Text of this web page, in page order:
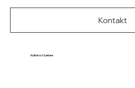
Kultur ist Leben
Kontakt